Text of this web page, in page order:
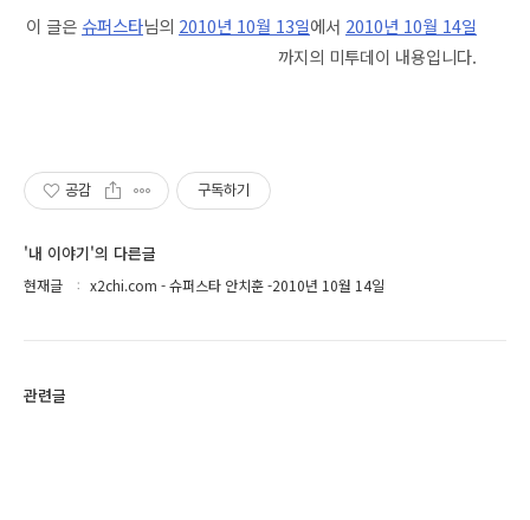
이 글은 슈퍼스타님의 2010년 10월 13일에서 2010년 10월 14일
까지의 미투데이 내용입니다.
공감 구독하기
'내 이야기'의 다른글
현재글 x2chi.com - 슈퍼스타 안치훈 -2010년 10월 14일
관련글